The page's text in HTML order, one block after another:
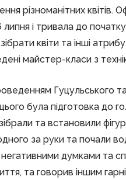
різноманітних квітів.
і тривала до
квіти та інші
майстер-класи з технік
Гуцульського
була підготовка до
та встановили
за руки та почали
негативними думками та
та говорив іншим